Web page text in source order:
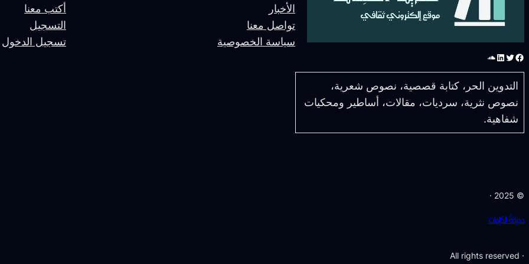
فيسبوك تويتر لينكد إن ساوند كلاود
التدوين الحر، كتابة قصصية، نصوص شعرية،
نصوص نثرية، سرديات، مقالات، أساطير ومحكيات
شفاهية.
الأخبار
تواصل معنا
سياسة الخصوصية
أكتب معنا
التسجيل
تسجيل الدخول
© 2025 ·
حديقةُ الكلِمات
· All rights reserved